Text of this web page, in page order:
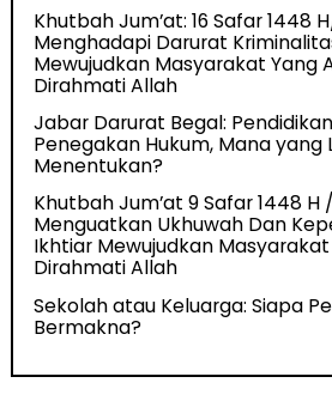
Khutbah Jum’at: 16 Safar 1448
Menghadapi Darurat
Mewujudkan Masyarakat Yang
Dirahmati Allah
Jabar Darurat Begal:
Penegakan Hukum, Mana yang
Menentukan?
Khutbah Jum’at 9 Safar 1448 H
Menguatkan Ukhuwah Dan
Ikhtiar Mewujudkan
Dirahmati Allah
Sekolah atau Keluarga: Siapa
Bermakna?